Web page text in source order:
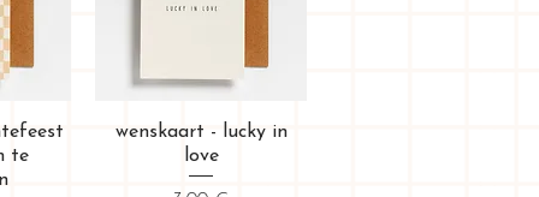
te
Aperçu rapide
wenskaart - lucky in
love